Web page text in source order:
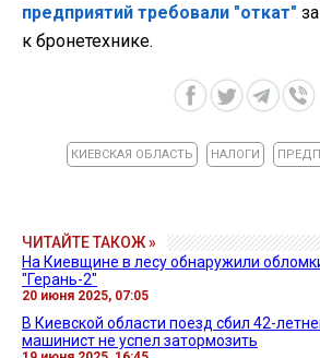
предприятий требовали "откат"
к бронетехнике.
КИЕВСКАЯ ОБЛАСТЬ НАЛОГИ
ЧИТАЙТЕ ТАКОЖ »
На Киевщине в лесу обнаружили
"Герань-2"
20 июня 2025, 07:05
В Киевской области поезд сбил 42-
машинист не успел затормозить